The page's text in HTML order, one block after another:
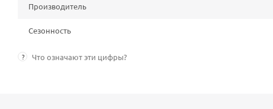
Производитель
Сезонность
? Что означают эти цифры?